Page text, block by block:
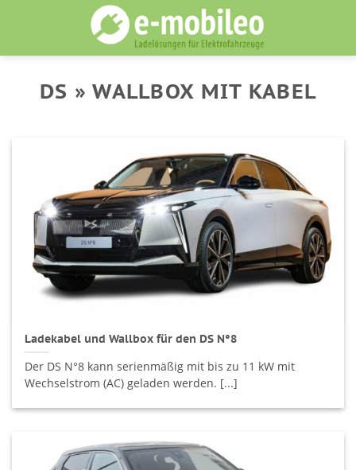
DS » WALLBOX MIT KABEL
Ladekabel und Wallbox für den DS N°8
Der DS N°8 kann serienmäßig mit bis zu 11 kW mit
Wechselstrom (AC) geladen werden. [...]